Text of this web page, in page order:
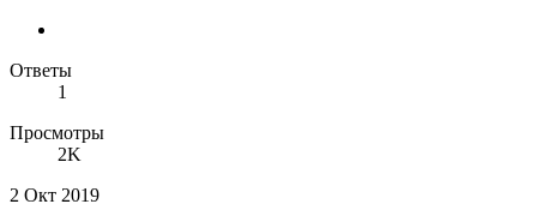
Ответы
1
Просмотры
2K
2 Окт 2019